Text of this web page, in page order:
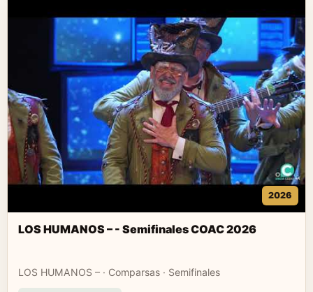
2026
LOS HUMANOS – - Semifinales COAC 2026
LOS HUMANOS – · Comparsas · Semifinales